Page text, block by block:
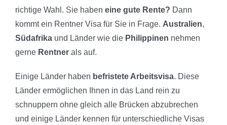
richtige Wahl. Sie haben eine gute Rente? Dann
kommt ein Rentner Visa für Sie in Frage. Australien,
Südafrika und Länder wie die Philippinen nehmen
gerne Rentner als auf.
Einige Länder haben befristete Arbeitsvisa. Diese
Länder ermöglichen Ihnen in das Land rein zu
schnuppern ohne gleich alle Brücken abzubrechen
und einige Länder kennen für unterschiedliche Visas